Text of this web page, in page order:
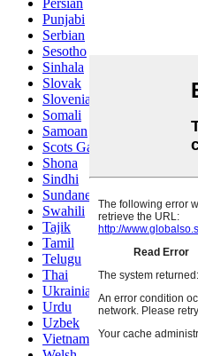
Persian
Punjabi
Serbian
Sesotho
Sinhala
Slovak
Slovenian
Somali
Samoan
Scots Gaelic
Shona
Sindhi
Sundanese
Swahili
Tajik
Tamil
Telugu
Thai
Ukrainian
Urdu
Uzbek
Vietnamese